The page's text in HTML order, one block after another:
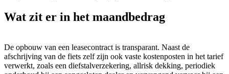
Wat zit er in het maandbedrag
De opbouw van een leasecontract is transparant. Naast de
afschrijving van de fiets zelf zijn ook vaste kostenposten in het tarief
verwerkt, zoals een diefstalverzekering, allrisk dekking, periodiek